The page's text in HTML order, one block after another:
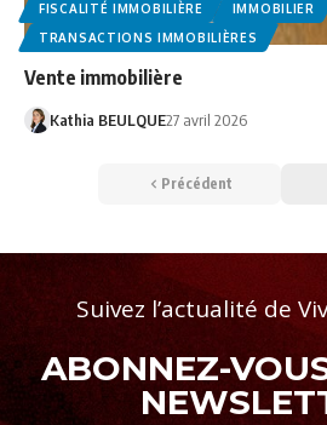
FISCALITÉ IMMOBILIÈRE
IMMOBILIER
TRANSACTIONS IMMOBILIÈRES
Vente immobilière
Kathia BEULQUE27 avril 2026
Précédent
Suivez l’actualité de
ABONNEZ-